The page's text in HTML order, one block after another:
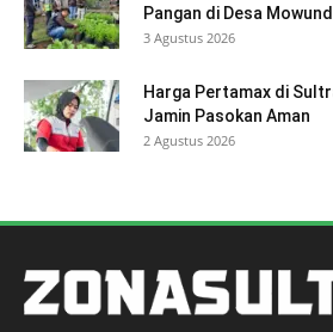
Pangan di Desa
3 Agustus 2026
Harga Pertamax di
Jamin Pasokan Aman
2 Agustus 2026